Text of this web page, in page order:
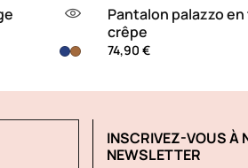
Pantalon palazzo
crêpe
74,90 €
INSCRIVEZ-VOUS À
NEWSLETTER